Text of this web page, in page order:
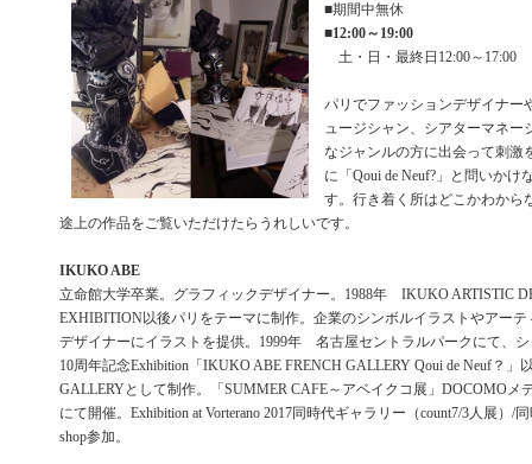
■期間中無休
■12:00～19:00
土・日・最終日12:00～17:00
パリでファッションデザイナー
ュージシャン、シアターマネー
なジャンルの方に出会って刺激
に「Qoui de Neuf?」と問いかけ
す。行き着く所はどこかわから
途上の作品をご覧いただけたらうれしいです。
IKUKO ABE
立命館大学卒業。グラフィックデザイナー。1988年 IKUKO ARTISTIC
EXHIBITION以後パリをテーマに制作。企業のシンボルイラストやアー
デザイナーにイラストを提供。1999年 名古屋セントラルパークにて、
10周年記念Exhibition「IKUKO ABE FRENCH GALLERY Qoui de Neuf？」
GALLERYとして制作。「SUMMER CAFE～アベイクコ展」DOCOMOメ
にて開催。Exhibition at Vorterano 2017同時代ギャラリー（count7/3人展）/
shop参加。